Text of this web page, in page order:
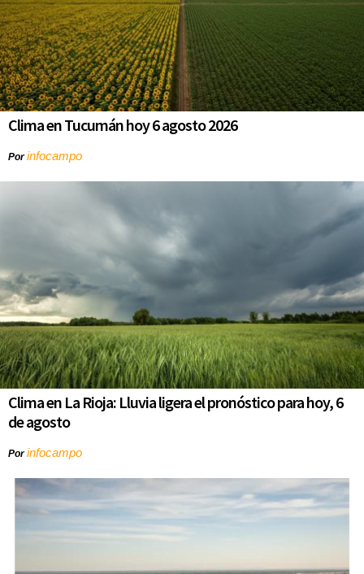
Clima en Tucumán hoy 6 agosto 2026
Porinfocampo
Clima en La Rioja: Lluvia ligera el pronóstico para hoy, 6
de agosto
Porinfocampo